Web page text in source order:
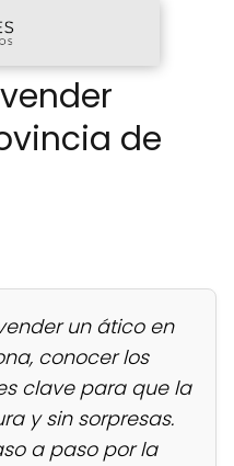
de
un ático en
conocer los
clave para que la
y sin sorpresas.
a paso por la